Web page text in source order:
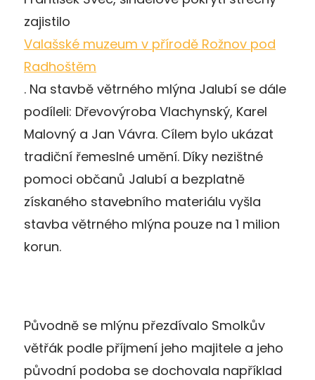
zajistilo
Valašské muzeum v přírodě Rožnov pod
Radhoštěm
. Na stavbě větrného mlýna Jalubí se dále
podíleli: Dřevovýroba Vlachynský, Karel
Malovný a Jan Vávra. Cílem bylo ukázat
tradiční řemeslné umění. Díky nezištné
pomoci občanů Jalubí a bezplatně
získaného stavebního materiálu vyšla
stavba větrného mlýna pouze na 1 milion
korun.
Původně se mlýnu přezdívalo Smolkův
větřák podle příjmení jeho majitele a jeho
původní podoba se dochovala například